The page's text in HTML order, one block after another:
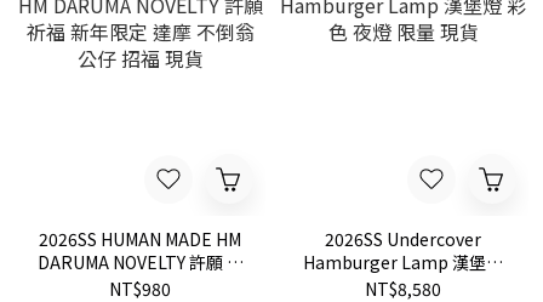
2026SS HUMAN MADE HM
DARUMA NOVELTY 許願 祈
福 新年限定 達摩 不倒翁 公
NT$980
2026SS Undercover
Hamburger Lamp 漢堡燈
彩色 夜燈 限量 現貨
NT$8,580